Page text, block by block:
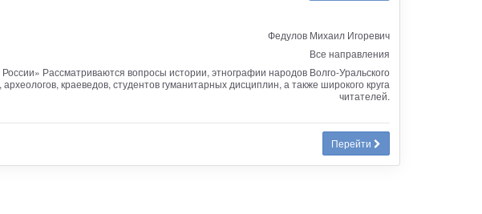
Федулов Михаил Игоревич
Все направления
Рассматриваются вопросы истории, этнографии народов Волго-Уральского
краеведов, студентов гуманитарных дисциплин, а также широкого круга
читателей.
Перейти